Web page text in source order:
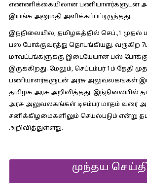
எண்ணிக்கையிலான பணியாளர்களுடன்
இயங்க அனுமதி அளிக்கப்பட்டிருந்தது.
இந்நிலையில், தமிழகத்தில் செப்.,1 முதல்
பஸ் போக்குவரத்து தொடங்கியது. வருகிற
மாவட்டங்களுக்கு இடையேயான பஸ்
இருக்கிறது. மேலும், செப்டம்பர் 1ம் தேதி
பணியாளர்களுடன் அரசு அலுவலகங்கள்
தமிழக அரசு அறிவித்தது. இந்நிலையில்
அரசு அலுவலகங்கள் டிசம்பர் மாதம் வரை
சனிக்கிழமைகளிலும் செயல்படும் என்று
அறிவித்துள்ளது.
முந்தய